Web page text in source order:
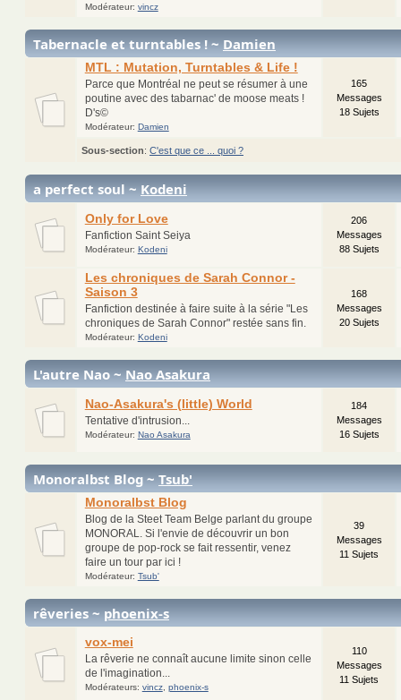
Modérateur: vincz
Tabernacle et turntables ! ~Damien
MTL : Mutation, Turntables & Life !
Parce que Montréal ne peut se résumer à une
poutine avec des tabarnac' de moose meats !
D's©
Modérateur: Damien
165
Messages
18 Sujets
Sous-section: C'est que ce ... quoi ?
a perfect soul ~Kodeni
Only for Love
Fanfiction Saint Seiya
Modérateur: Kodeni
206
Messages
88 Sujets
Les chroniques de Sarah Connor -
Saison 3
Fanfiction destinée à faire suite à la série "Les
chroniques de Sarah Connor" restée sans fin.
Modérateur: Kodeni
168
Messages
20 Sujets
L'autre Nao ~Nao Asakura
Nao-Asakura's (little) World
Tentative d'intrusion...
Modérateur: Nao Asakura
184
Messages
16 Sujets
Monoralbst Blog ~Tsub'
Monoralbst Blog
Blog de la Steet Team Belge parlant du groupe
MONORAL. Si l'envie de découvrir un bon
groupe de pop-rock se fait ressentir, venez
faire un tour par ici !
Modérateur: Tsub'
39
Messages
11 Sujets
rêveries ~phoenix-s
vox-mei
La rêverie ne connaît aucune limite sinon celle
de l'imagination...
Modérateurs: vincz, phoenix-s
110
Messages
11 Sujets